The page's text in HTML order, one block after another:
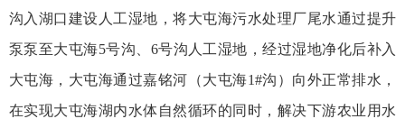
沟入湖口建设人工湿地，将大屯海污水处理厂尾水通过提升
泵泵至大屯海5号沟、6号沟人工湿地，经过湿地净化后补入
大屯海，大屯海通过嘉铭河（大屯海1#沟）向外正常排水，
在实现大屯海湖内水体自然循环的同时，解决下游农业用水